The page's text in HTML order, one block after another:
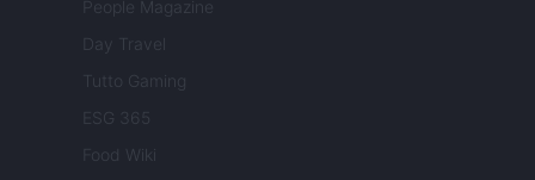
People Magazine
Day Travel
Tutto Gaming
ESG 365
Food Wiki